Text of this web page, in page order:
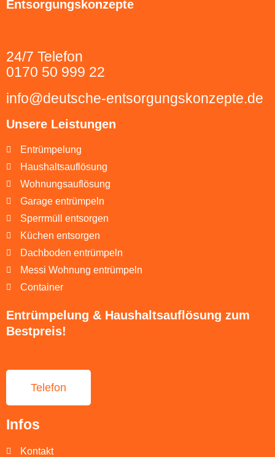
Entsorgungskonzepte
24/7 Telefon
0170 50 999 22
info@deutsche-entsorgungskonzepte.de
Unsere Leistungen
Entrümpelung
Haushaltsauflösung
Wohnungsauflösung
Garage entrümpeln
Sperrmüll entsorgen
Küchen entsorgen
Dachboden entrümpeln
Messi Wohnung entrümpeln
Container
Entrümpelung & Haushaltsauflösung zum
Bestpreis!
Telefon
Infos
Kontakt